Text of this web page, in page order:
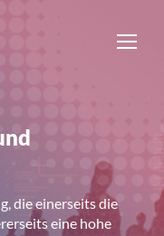
die einerseits die
eine hohe